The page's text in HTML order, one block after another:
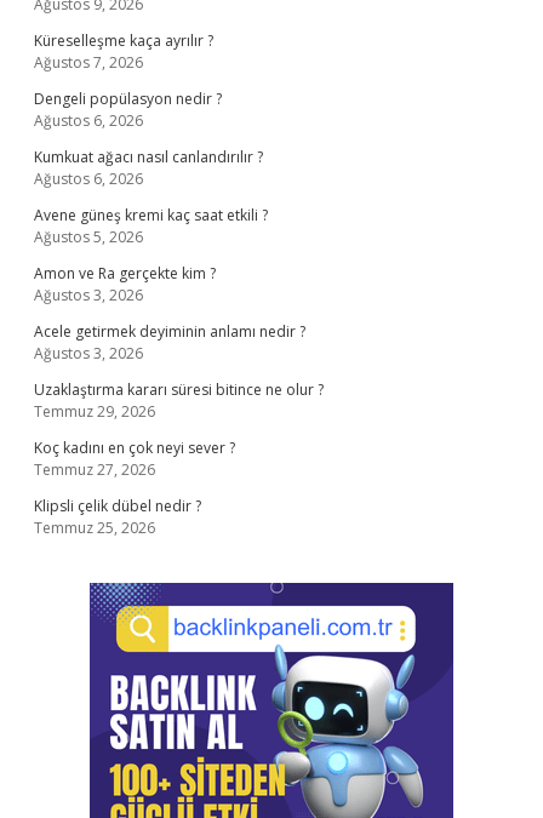
Ağustos 9, 2026
Küreselleşme kaça ayrılır ?
Ağustos 7, 2026
Dengeli popülasyon nedir ?
Ağustos 6, 2026
Kumkuat ağacı nasıl canlandırılır ?
Ağustos 6, 2026
Avene güneş kremi kaç saat etkili ?
Ağustos 5, 2026
Amon ve Ra gerçekte kim ?
Ağustos 3, 2026
Acele getirmek deyiminin anlamı nedir ?
Ağustos 3, 2026
Uzaklaştırma kararı süresi bitince ne olur ?
Temmuz 29, 2026
Koç kadını en çok neyi sever ?
Temmuz 27, 2026
Klipsli çelik dübel nedir ?
Temmuz 25, 2026